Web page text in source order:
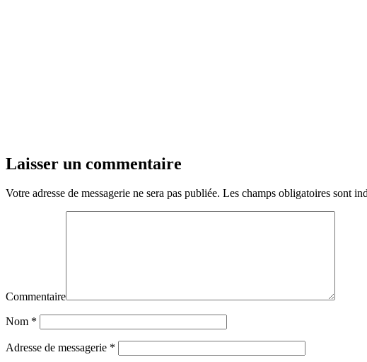
Laisser un commentaire
Votre adresse de messagerie ne sera pas publiée. Les champs obligatoires sont
Commentaire
Nom *
Adresse de messagerie *